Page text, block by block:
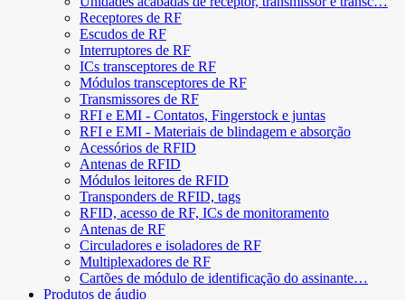
Receptores de RF
Escudos de RF
Interruptores de RF
ICs transceptores de RF
Módulos transceptores de RF
Transmissores de RF
RFI e EMI - Contatos, Fingerstock e juntas
RFI e EMI - Materiais de blindagem e absorção
Acessórios de RFID
Antenas de RFID
Módulos leitores de RFID
Transponders de RFID, tags
RFID, acesso de RF, ICs de monitoramento
Antenas de RF
Circuladores e isoladores de RF
Multiplexadores de RF
Cartões de módulo de identificação do assinante…
Produtos de áudio